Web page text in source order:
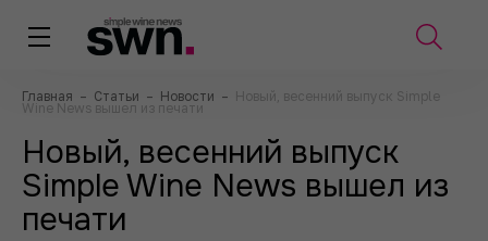
Главная – Статьи – Новости – Новый, весенний выпуск Simple
Wine News вышел из печати
Новый, весенний выпуск
Simple Wine News вышел из
печати